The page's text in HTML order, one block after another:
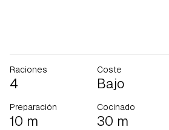
Raciones
4
Coste
Bajo
Preparación
10 m
Cocinado
30 m